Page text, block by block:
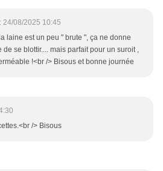
24/08/2025 10:45
laine est un peu " brute ", ça ne donne
de se blottir.... mais parfait pour un suroit ,
!<br /> Bisous et bonne journée
/> Bisous